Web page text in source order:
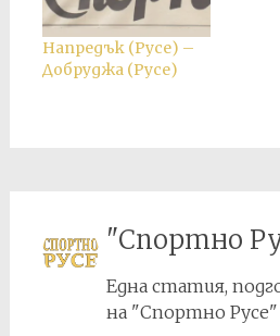
Напредък (Русе) –
Добруджа (Русе)
"Спортно
Една статия,
на "Спортно Русе"